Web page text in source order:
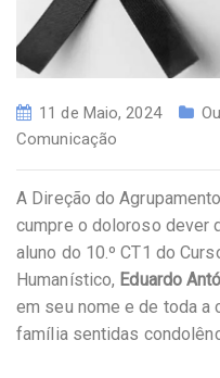
11 de Maio, 2024
Comunicação
A Direção do
cumpre o doloroso dever
aluno do 10.º CT1 do
Humanístico, Eduardo
em seu nome e de toda a
família sentidas